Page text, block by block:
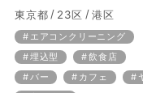
東京都 23区 港区
エアコンクリーニング
埋込型
飲食店
バー
カフェ